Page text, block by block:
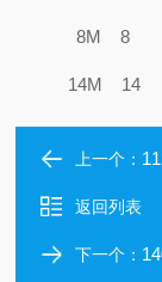
8M 8
14M 14
上一个：
返回列表
下一个：